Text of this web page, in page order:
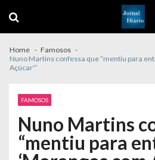
navigation
content
Home
Famosos
Nuno Martins confessa que “mentiu para
Açúcar'”
FAMOSOS
Nuno Martins
“mentiu para